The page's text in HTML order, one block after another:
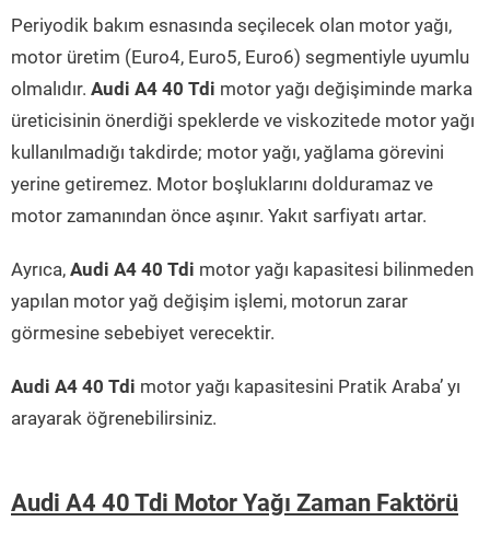
Periyodik bakım esnasında seçilecek olan motor yağı,
motor üretim (Euro4, Euro5, Euro6) segmentiyle uyumlu
olmalıdır. Audi A4 40 Tdi motor yağı değişiminde marka
üreticisinin önerdiği speklerde ve viskozitede motor yağı
kullanılmadığı takdirde; motor yağı, yağlama görevini
yerine getiremez. Motor boşluklarını dolduramaz ve
motor zamanından önce aşınır. Yakıt sarfiyatı artar.
Ayrıca, Audi A4 40 Tdi motor yağı kapasitesi bilinmeden
yapılan motor yağ değişim işlemi, motorun zarar
görmesine sebebiyet verecektir.
Audi A4 40 Tdi motor yağı kapasitesini Pratik Araba’ yı
arayarak öğrenebilirsiniz.
Audi A4 40 Tdi Motor Yağı Zaman Faktörü